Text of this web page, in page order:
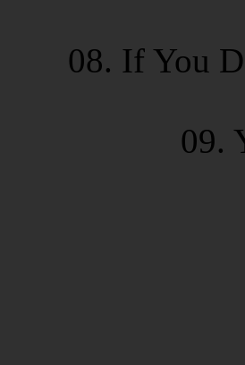
08. If You
09.